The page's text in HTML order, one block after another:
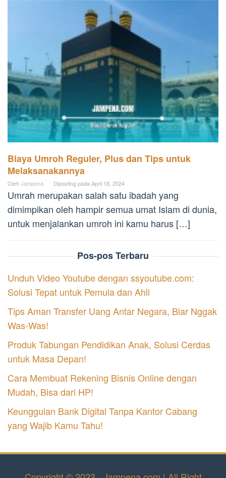
Biaya Umroh Reguler, Plus dan Tips untuk
Melaksanakannya
OlehJampena Diposting padaApril 18, 2024
Umrah merupakan salah satu ibadah yang
dimimpikan oleh hampir semua umat Islam di dunia,
untuk menjalankan umroh ini kamu harus […]
Pos-pos Terbaru
Unduh Video Youtube dengan ssyoutube.com:
Solusi Tepat untuk Pemula dan Ahli
Tips Aman Transfer Uang Antar Negara, Biar Nggak
Was-Was!
Produk Tabungan Pendidikan Anak, Solusi Cerdas
untuk Masa Depan!
Cara Membuat Rekening Bisnis Online dengan
Mudah, Bisa dari HP!
Keunggulan Bank Digital Tanpa Kantor Cabang
yang Wajib Kamu Tahu!